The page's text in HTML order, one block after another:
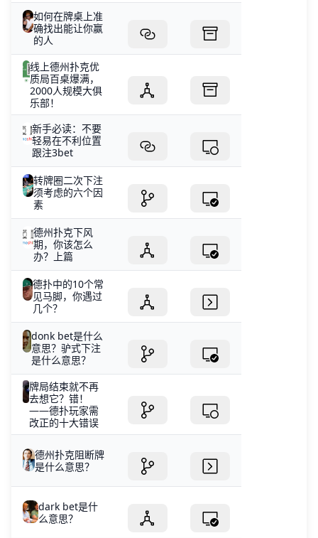
如何在牌桌上准
确找出能让你赢
的人
线上德州扑克优
质局百桌爆满，
2000人规模大俱
乐部！
新手必读：不要
轻易在不利位置
跟注3bet
转牌圈二次下注
须考虑的六个因
素
德州扑克下风
期，你该怎么
办？上篇
德扑中的10个常
见马脚，你遇过
几个？
donk bet是什么
意思？驴式下注
是什么意思？
牌局结束就不再
去想它？错！
——德扑玩家需
改正的十大错误
德州扑克阻断牌
是什么意思？
dark bet是什
么意思？